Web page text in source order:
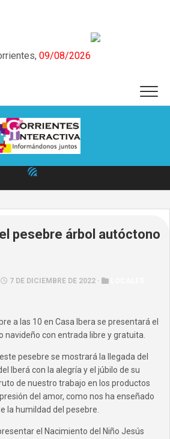
09/08/2026
pesebre árbol autóctono
7 DE DICIEMBRE DE 2022 ·
a las 10 en Casa Ibera se presentará el
navideño con entrada libre y gratuita.
pesebre se mostrará la llegada del
Iberá con la alegría y el júbilo de su
de nuestro trabajo en los productos
del amor, como nos ha enseñado
la humildad del pesebre.
el Nacimiento del Niño Jesús